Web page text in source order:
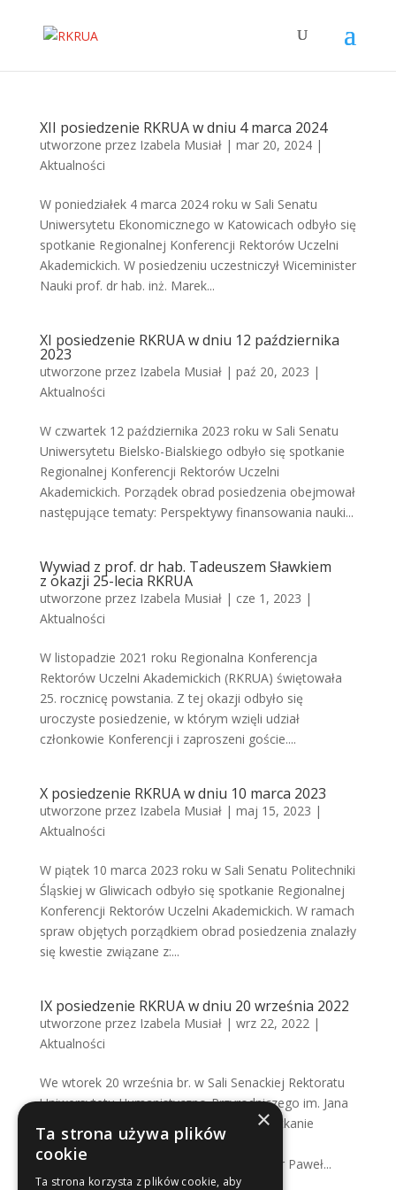
XII posiedzenie RKRUA w dniu 4 marca 2024
utworzone przez Izabela Musiał| mar 20, 2024|
Aktualności
W poniedziałek 4 marca 2024 roku w Sali Senatu
Uniwersytetu Ekonomicznego w Katowicach odbyło się
spotkanie Regionalnej Konferencji Rektorów Uczelni
Akademickich. W posiedzeniu uczestniczył Wiceminister
Nauki prof. dr hab. inż. Marek...
XI posiedzenie RKRUA w dniu 12 października
2023
utworzone przez Izabela Musiał| paź 20, 2023 |
Aktualności
W czwartek 12 października 2023 roku w Sali Senatu
Uniwersytetu Bielsko-Bialskiego odbyło się spotkanie
Regionalnej Konferencji Rektorów Uczelni
Akademickich. Porządek obrad posiedzenia obejmował
następujące tematy: Perspektywy finansowania nauki...
Wywiad z prof. dr hab. Tadeuszem Sławkiem
z okazji 25-lecia RKRUA
utworzone przez Izabela Musiał| cze 1, 2023 |
Aktualności
W listopadzie 2021 roku Regionalna Konferencja
Rektorów Uczelni Akademickich (RKRUA) świętowała
25. rocznicę powstania. Z tej okazji odbyło się
uroczyste posiedzenie, w którym wzięli udział
członkowie Konferencji i zaproszeni goście....
X posiedzenie RKRUA w dniu 10 marca 2023
utworzone przez Izabela Musiał| maj 15, 2023 |
Aktualności
W piątek 10 marca 2023 roku w Sali Senatu Politechniki
Śląskiej w Gliwicach odbyło się spotkanie Regionalnej
Konferencji Rektorów Uczelni Akademickich. W ramach
spraw objętych porządkiem obrad posiedzenia znalazły
się kwestie związane z:...
IX posiedzenie RKRUA w dniu 20 września 2022
utworzone przez Izabela Musiał| wrz 22, 2022|
Aktualności
We wtorek 20 września br. w Sali Senackiej Rektoratu
Uniwersytetu Humanistyczno-Przyrodniczego im. Jana
Długosza w Częstochowie odbyło się spotkanie
Regionalnej Konferencji Rektorów Uczelni
Akademickich. Podczas posiedzenia Pan dr Paweł...
×
Ta strona używa plików
cookie
Ta strona korzysta z plików cookie, aby